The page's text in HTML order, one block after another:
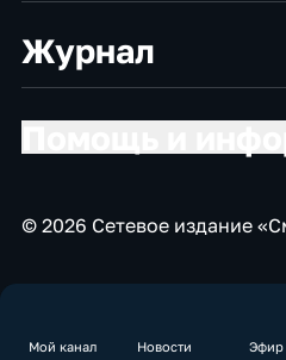
Мой канал Новости Эфир
Журнал
© 2026 Сетевое издание